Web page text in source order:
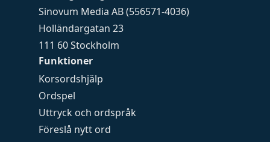
Funktioner
Korsordshjälp
Ordspel
Uttryck och ordspråk
Föreslå nytt ord
Sinovum Media AB (556571-4036)
Holländargatan 23
111 60 Stockholm